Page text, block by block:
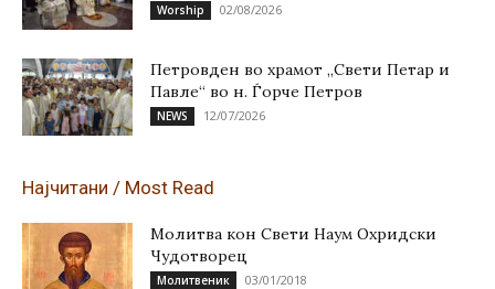
Worship 02/08/2026
Петровден во храмот „Свети Петар и
Павле“ во н. Ѓорче Петров
NEWS 12/07/2026
Најчитани / Most Read
Молитва кон Свети Наум Охридски
Чудотворец
Молитвеник 03/01/2018